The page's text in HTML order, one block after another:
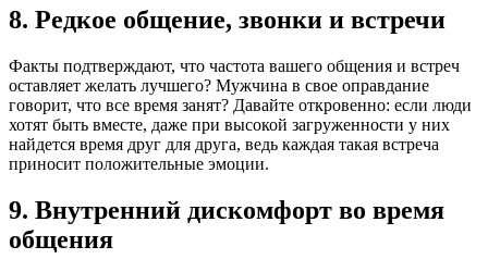
8. Редкое общение, звонки и встречи
Факты подтверждают, что частота вашего общения и встреч
оставляет желать лучшего? Мужчина в свое оправдание
говорит, что все время занят? Давайте откровенно: если люди
хотят быть вместе, даже при высокой загруженности у них
найдется время друг для друга, ведь каждая такая встреча
приносит положительные эмоции.
9. Внутренний дискомфорт во время
общения